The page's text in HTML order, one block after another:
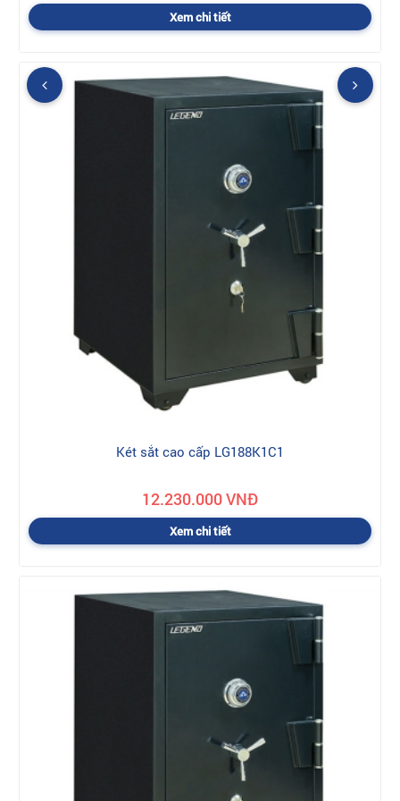
Xem chi tiết
Két sắt cao cấp LG188K1C1
12.230.000 VNĐ
Xem chi tiết